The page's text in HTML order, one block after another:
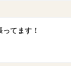
てます！